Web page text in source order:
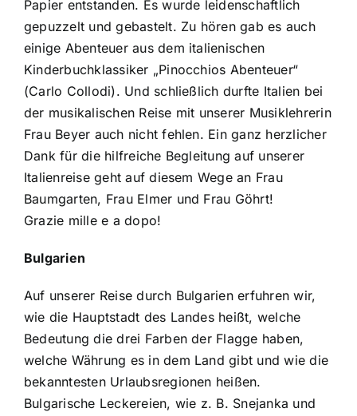
Papier entstanden. Es wurde leidenschaftlich
gepuzzelt und gebastelt. Zu hören gab es auch
einige Abenteuer aus dem italienischen
Kinderbuchklassiker „Pinocchios Abenteuer“
(Carlo Collodi). Und schließlich durfte Italien bei
der musikalischen Reise mit unserer Musiklehrerin
Frau Beyer auch nicht fehlen. Ein ganz herzlicher
Dank für die hilfreiche Begleitung auf unserer
Italienreise geht auf diesem Wege an Frau
Baumgarten, Frau Elmer und Frau Göhrt!
Grazie mille e a dopo!
Bulgarien
Auf unserer Reise durch Bulgarien erfuhren wir,
wie die Hauptstadt des Landes heißt, welche
Bedeutung die drei Farben der Flagge haben,
welche Währung es in dem Land gibt und wie die
bekanntesten Urlaubsregionen heißen.
Bulgarische Leckereien, wie z. B. Snejanka und